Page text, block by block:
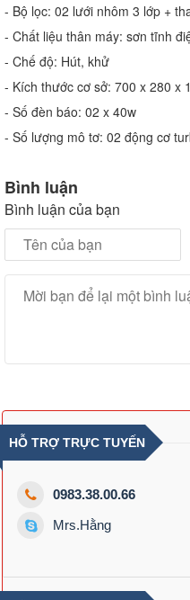
- Bộ lọc: 02 lưới nhôm 3 lớp +
- Chất liệu thân máy: sơn tĩnh
- Chế độ: Hút, khử
- Kích thước cơ sở: 700 x 280 x
- Số đèn báo: 02 x 40w
- Số lượng mô tơ: 02 động cơ
Bình luận
Bình luận của bạn
HỖ TRỢ TRỰC TUYẾN
0983.38.00.66
Mrs.Hằng